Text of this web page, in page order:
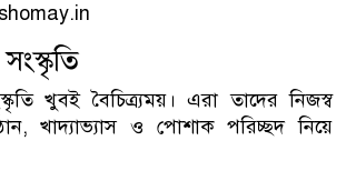
খুবই বৈচিত্র্যময়। এরা তাদের নিজস্ব
খাদ্যাভ্যাস ও পোশাক পরিচ্ছদ নিয়ে